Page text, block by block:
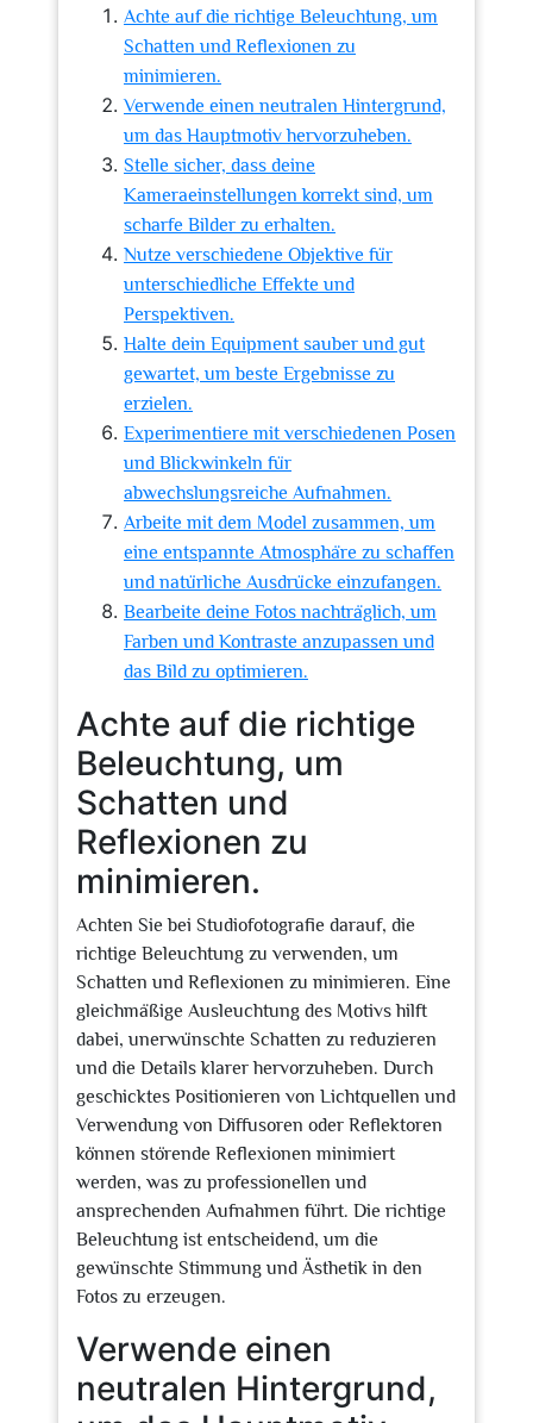
Achte auf die richtige Beleuchtung, um
Schatten und Reflexionen zu
minimieren.
Verwende einen neutralen Hintergrund,
um das Hauptmotiv hervorzuheben.
Stelle sicher, dass deine
Kameraeinstellungen korrekt sind, um
scharfe Bilder zu erhalten.
Nutze verschiedene Objektive für
unterschiedliche Effekte und
Perspektiven.
Halte dein Equipment sauber und gut
gewartet, um beste Ergebnisse zu
erzielen.
Experimentiere mit verschiedenen Posen
und Blickwinkeln für
abwechslungsreiche Aufnahmen.
Arbeite mit dem Model zusammen, um
eine entspannte Atmosphäre zu schaffen
und natürliche Ausdrücke einzufangen.
Bearbeite deine Fotos nachträglich, um
Farben und Kontraste anzupassen und
das Bild zu optimieren.
Achte auf die richtige
Beleuchtung, um
Schatten und
Reflexionen zu
minimieren.
Achten Sie bei Studiofotografie darauf, die
richtige Beleuchtung zu verwenden, um
Schatten und Reflexionen zu minimieren. Eine
gleichmäßige Ausleuchtung des Motivs hilft
dabei, unerwünschte Schatten zu reduzieren
und die Details klarer hervorzuheben. Durch
geschicktes Positionieren von Lichtquellen und
Verwendung von Diffusoren oder Reflektoren
können störende Reflexionen minimiert
werden, was zu professionellen und
ansprechenden Aufnahmen führt. Die richtige
Beleuchtung ist entscheidend, um die
gewünschte Stimmung und Ästhetik in den
Fotos zu erzeugen.
Verwende einen
neutralen Hintergrund,